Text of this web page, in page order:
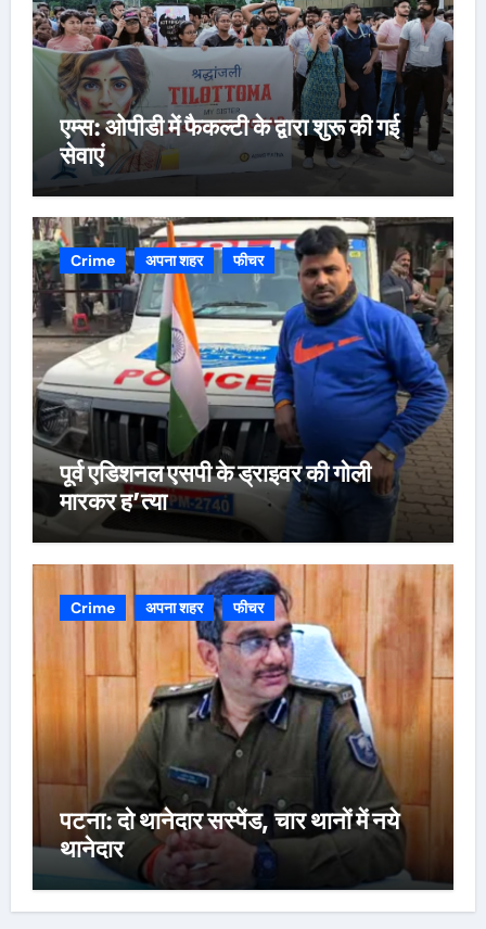
एम्स: ओपीडी में फैकल्टी के द्वारा शुरू की गई
सेवाएं
Crime अपना शहर फीचर
पूर्व एडिशनल एसपी के ड्राइवर की गोली
मारकर ह’त्या
Crime अपना शहर फीचर
पटना: दो थानेदार सस्पेंड, चार थानों में नये
थानेदार